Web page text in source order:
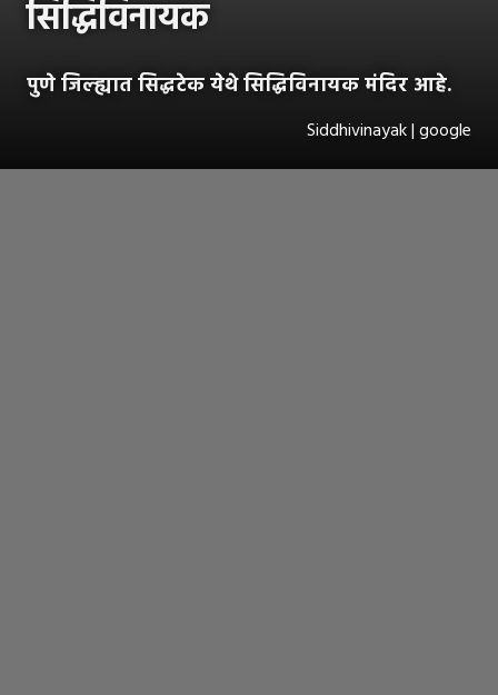
सिद्धिविनायक
पुणे जिल्ह्यात सिद्धटेक येथे सिद्धिविनायक मंदिर आहे.
Siddhivinayak | google